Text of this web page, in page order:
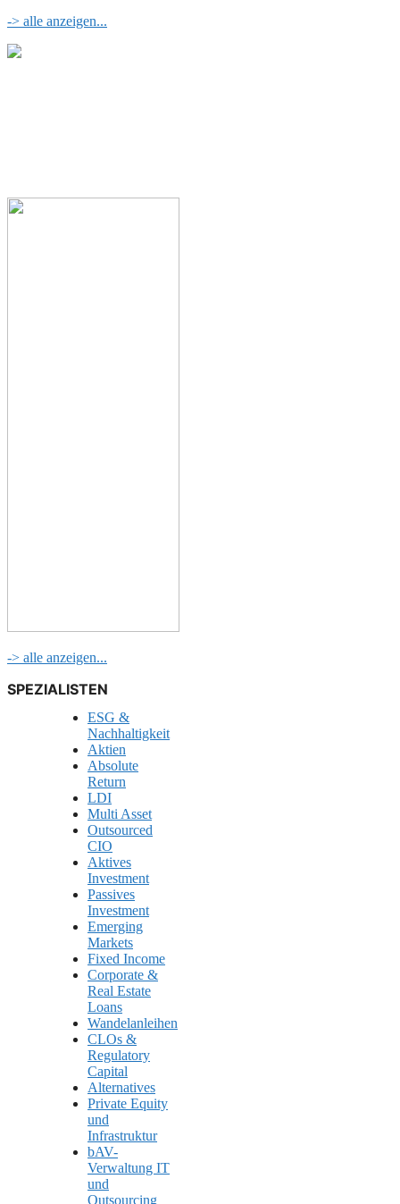
-> alle anzeigen...
-> alle anzeigen...
SPEZIALISTEN
ESG &
Nachhaltigkeit
Aktien
Absolute
Return
LDI
Multi Asset
Outsourced
CIO
Aktives
Investment
Passives
Investment
Emerging
Markets
Fixed Income
Corporate &
Real Estate
Loans
Wandelanleihen
CLOs &
Regulatory
Capital
Alternatives
Private Equity
und
Infrastruktur
bAV-
Verwaltung IT
und
Outsourcing